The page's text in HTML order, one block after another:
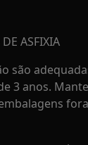
ASFIXIA
são
3 anos.